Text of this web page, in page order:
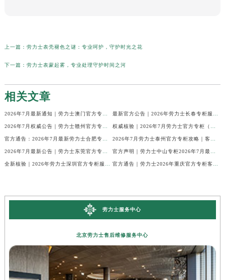
上一篇： 劳力士表壳褪色之谜：专业呵护，守护时光之花
下一篇： 劳力士表蒙起雾，专业处理守护时间之河
相关文章
劳力士服务中心
北京劳力士售后维修服务中心